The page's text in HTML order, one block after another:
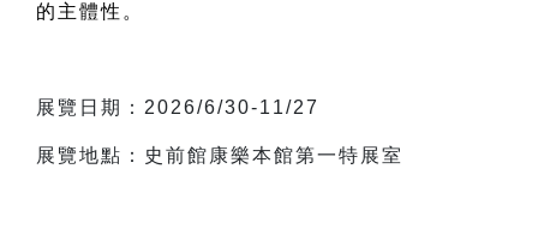
的主體性。
展覽日期：2026/6/30-11/27
展覽地點：史前館康樂本館第一特展室